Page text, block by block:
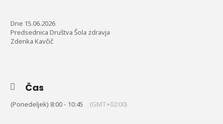
Dne 15.06.2026
Predsednica Društva Šola zdravja
Zdenka Kavčič
Čas
(Ponedeljek) 8:00 - 10:45 (GMT+02:00)